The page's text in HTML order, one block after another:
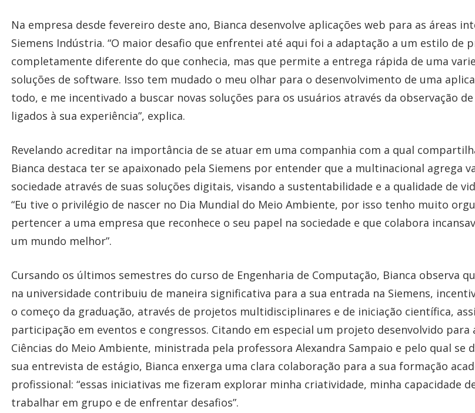
Na empresa desde fevereiro deste ano, Bianca desenvolve aplicações web para as áreas
Siemens Indústria. “O maior desafio que enfrentei até aqui foi a adaptação a um estilo de
completamente diferente do que conhecia, mas que permite a entrega rápida de uma
soluções de software. Isso tem mudado o meu olhar para o desenvolvimento de uma
todo, e me incentivado a buscar novas soluções para os usuários através da observação
ligados à sua experiência”, explica.
Revelando acreditar na importância de se atuar em uma companhia com a qual
Bianca destaca ter se apaixonado pela Siemens por entender que a multinacional agrega
sociedade através de suas soluções digitais, visando a sustentabilidade e a qualidade de
“Eu tive o privilégio de nascer no Dia Mundial do Meio Ambiente, por isso tenho muito
pertencer a uma empresa que reconhece o seu papel na sociedade e que colabora
um mundo melhor”.
Cursando os últimos semestres do curso de Engenharia de Computação, Bianca observa
na universidade contribuiu de maneira significativa para a sua entrada na Siemens,
o começo da graduação, através de projetos multidisciplinares e de iniciação científica,
participação em eventos e congressos. Citando em especial um projeto desenvolvido para
Ciências do Meio Ambiente, ministrada pela professora Alexandra Sampaio e pelo qual se
sua entrevista de estágio, Bianca enxerga uma clara colaboração para a sua formação
profissional: “essas iniciativas me fizeram explorar minha criatividade, minha capacidade
trabalhar em grupo e de enfrentar desafios”.